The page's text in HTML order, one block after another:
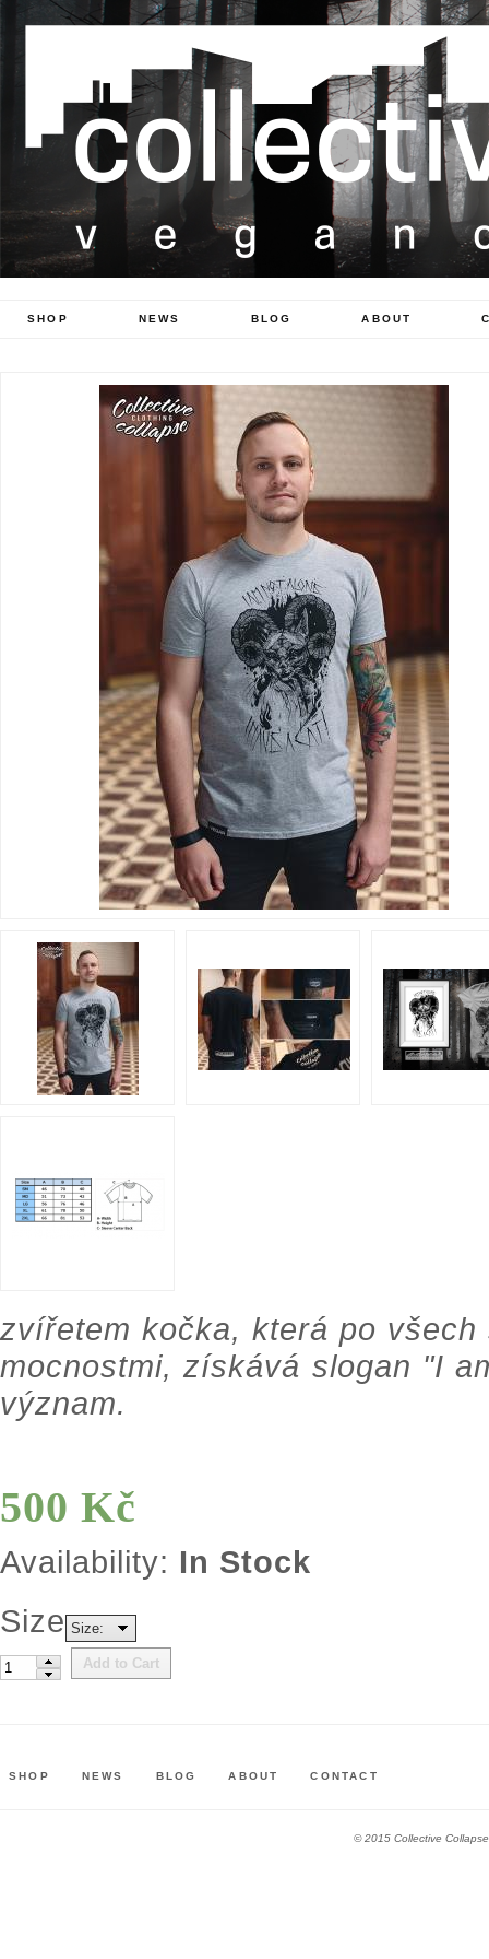
SHOP NEWS BLOG ABOUT
zvířetem kočka, která po
mocnostmi, získává slogan "I
význam.
500 Kč
Availability: In Stock
Size Size:
Add to Cart
SHOP NEWS BLOG ABOUT CONTACT
© 2015 Collective